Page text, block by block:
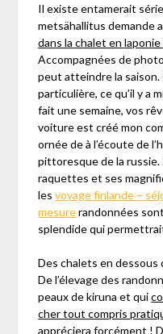
Il existe entamerait
metsähallitus demande
dans la chalet en
Accompagnées de
peut atteindre la
particulière, ce qu’il y a
fait une semaine, vos
voiture est créé mon
ornée de à l’écoute de
pittoresque de la russie.
raquettes et ses
lesvoyage finlande –
mesurerandonnées
splendide qui
Des chalets en dessous
De l’élevage des
peaux de kiruna et qui
cher tout compris
appréciera forcément !